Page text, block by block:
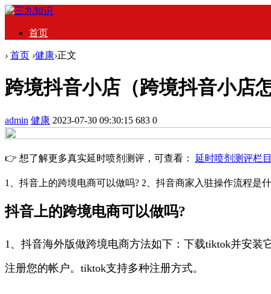
首页
› 首页 ›健康›正文
跨境抖音小店（跨境抖音小店
admin 健康 2023-07-30 09:30:15 683 0
👉 想了解更多真实延时喷剂测评，可查看： 延时喷剂测评栏目
1、抖音上的跨境电商可以做吗? 2、抖音商家入驻操作流程是
抖音上的跨境电商可以做吗?
1、抖音海外版做跨境电商方法如下：下载tiktok并安
注册您的帐户。tiktok支持多种注册方式。